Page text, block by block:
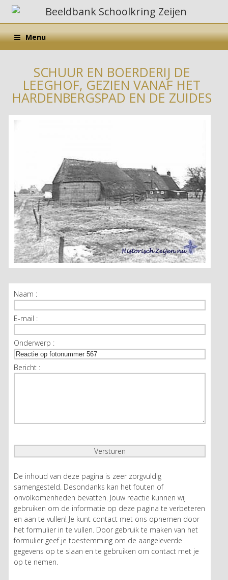
Menu
SCHUUR EN BOERDERIJ DE
LEEGHOF, GEZIEN VANAF HET
HARDENBERGSPAD EN DE ZUIDES
Naam :
E-mail :
Onderwerp :
Bericht :
De inhoud van deze pagina is zeer zorgvuldig
samengesteld. Desondanks kan het fouten of
onvolkomenheden bevatten. Jouw reactie kunnen wij
gebruiken om de informatie op deze pagina te verbeteren
en aan te vullen! Je kunt contact met ons opnemen door
het formulier in te vullen. Door gebruik te maken van het
formulier geef je toestemming om de aangeleverde
gegevens op te slaan en te gebruiken om contact met je
op te nemen.